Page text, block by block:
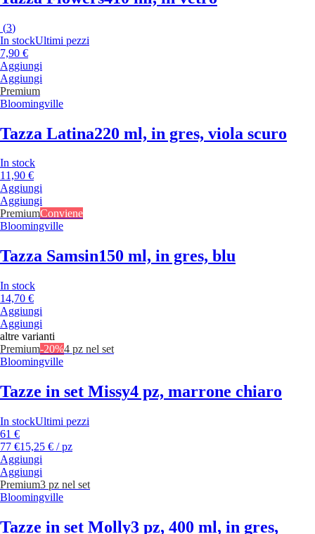
(3)
In stockUltimi pezzi
7,90 €
Aggiungi
Aggiungi
Premium
Bloomingville
Tazza Latina220 ml, in gres, viola scuro
In stock
11,90 €
Aggiungi
Aggiungi
PremiumConviene
Bloomingville
Tazza Samsin150 ml, in gres, blu
In stock
14,70 €
Aggiungi
Aggiungi
altre varianti
Premium-20%4 pz nel set
Bloomingville
Tazze in set Missy4 pz, marrone chiaro
In stockUltimi pezzi
61 €
77 €15,25 € / pz
Aggiungi
Aggiungi
Premium3 pz nel set
Bloomingville
Tazze in set Molly3 pz, 400 ml, in gres,